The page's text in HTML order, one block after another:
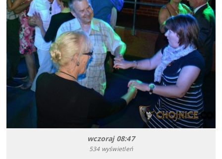
wczoraj 08:47
534 wyświetleń